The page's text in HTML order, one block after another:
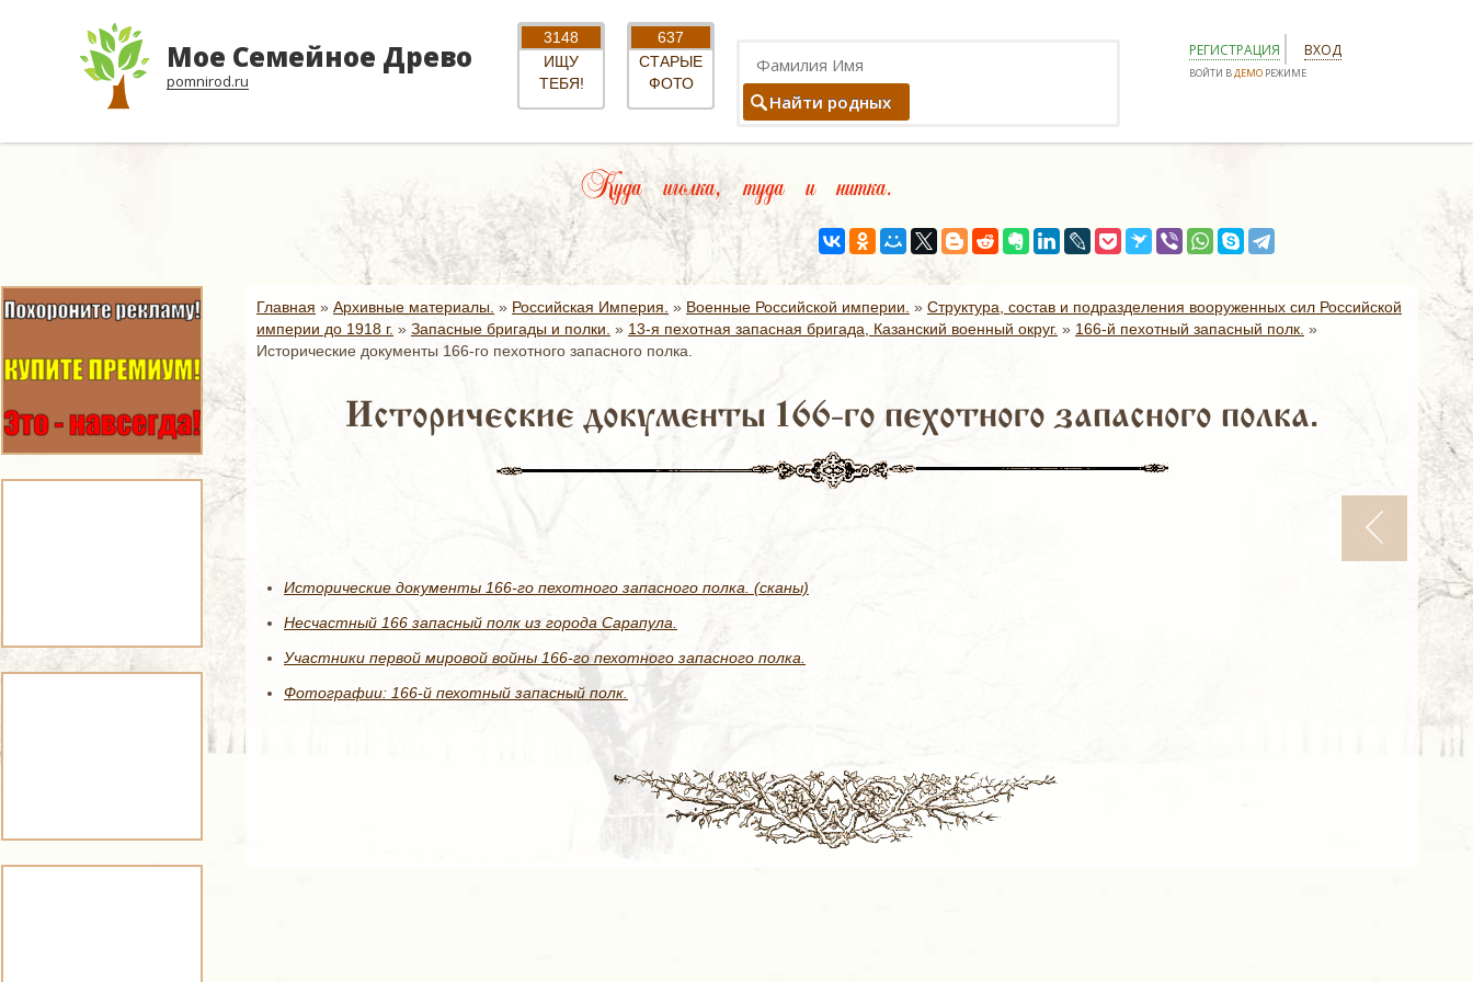
Мое Семейное Древо
pomnirod.ru
3148
ИЩУ
ТЕБЯ!
637
СТАРЫЕ
ФОТО
Найти родных
РЕГИСТРАЦИЯ ВХОД
ВОЙТИ ВДЕМО РЕЖИМЕ
Куда иголка, туда и нитка.
Главная » Архивные материалы. » Российская Империя. » Военные Российской империи. » Структура, состав и подразделения вооруженных сил Российской
империи до 1918 г. » Запасные бригады и полки. » 13-я пехотная запасная бригада, Казанский военный округ. » 166-й пехотный запасный полк. »
Исторические документы 166-го пехотного запасного полка.
Исторические документы 166-го пехотного запасного полка.
Исторические документы 166-го пехотного запасного полка. (сканы)
Несчастный 166 запасный полк из города Сарапула.
Участники первой мировой войны 166-го пехотного запасного полка.
Фотографии: 166-й пехотный запасный полк.